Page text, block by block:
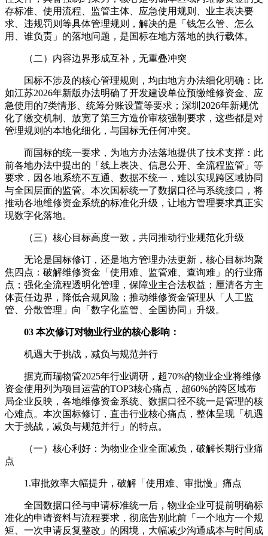
存标准、使用流程、监管主体、应急使用规则、业主表决要
求、违规罚则等具体管理规则，解决的是「钱怎么管、怎么
用、谁负责」的落地问题，是国标在地方落地的执行载体。
（二）内容边界形成互补，无重叠冲突
国标不涉及的核心管理规则，均由地方办法细化明确：比
如江苏2026年新版办法明确了开发建设单位预缴维修资金、应
急使用的7类情形、统筹分账设置等要求；深圳2026年新规优
化了缴交机制、放宽了第三方造价审核强制要求，这些都是对
管理规则的本地化细化，与国标无任何冲突。
而国标的统一要求，为地方办法落地提供了技术支撑：此
前各地办法中提出的「线上表决、信息公开、全流程监管」等
要求，因各地系统不互通、数据不统一，难以实现跨区域协同
与全国层面的监管。本次国标统一了数据口径与系统接口，将
推动各地维修资金系统的标准化升级，让地方管理要求真正实
现数字化落地。
（三）核心目标高度一致，共同推动行业规范化升级
无论是国标修订，还是地方管理办法更新，核心目标均聚
焦四点：破解维修资金「使用难、监管难、查询难」的行业痛
点；强化全流程透明化管理，保障业主合法权益；厘清各方主
体责任边界，降低合规风险；推动维修资金管理从「人工监
管、分散管理」向「数字化监管、全国协同」升级。
03 本次修订对物业行业的核心影响：
机遇大于挑战，减负与规范并行
据克而瑞物管2025年行业调研，超70%的物业企业将维修
资金使用列为项目运营的TOP3核心痛点，超60%的跨区域布
局企业反映，各地维修资金系统、数据口径不统一是管理的核
心难点。本次国标修订，直击行业核心痛点，整体呈现「机遇
大于挑战，减负与规范并行」的特点。
（一）核心利好：为物业企业全面减负，破解长期行业痛
点
1.审批效率大幅提升，破解「使用难、审批慢」痛点
全国数据口径与申请标准统一后，物业企业可提前明确标
准化的申请资料与流程要求，彻底告别此前「一个地方一个规
矩、一次申请反复整改」的困境，大幅减少沟通成本与时间成